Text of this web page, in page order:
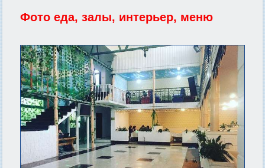
Фото еда, залы, интерьер, меню